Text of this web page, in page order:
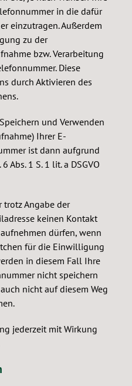
in die dafür
einzutragen. Außerdem
zu der
bzw. Verarbeitung
Diese
durch Aktivieren des
und Verwenden
Ihrer E-
ist dann aufgrund
Abs. 1 S. 1 lit. a DSGVO
trotz Angabe der
keinen Kontakt
dürfen, wenn
für die Einwilligung
in diesem Fall Ihre
nicht speichern
nicht auf diesem Weg
jederzeit mit Wirkung